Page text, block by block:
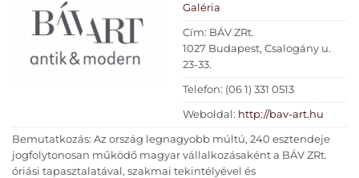
Galéria
Cím: BÁV ZRt.
1027 Budapest, Csalogány u.
23-33.
Telefon: (06 1) 331 0513
Weboldal: http://bav-art.hu
Bemutatkozás: Az ország legnagyobb múltú, 240 esztendeje
jogfolytonosan működő magyar vállalkozásaként a BÁV ZRt.
óriási tapasztalatával, szakmai tekintélyével és